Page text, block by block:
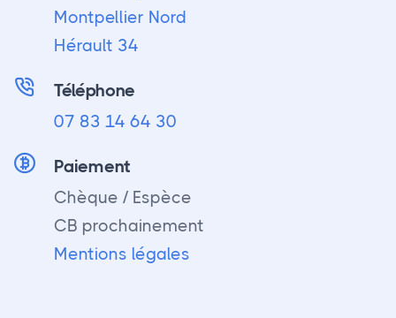
Montpellier Nord
Hérault 34
Téléphone
07 83 14 64 30
Paiement
Chèque / Espèce
CB prochainement
Mentions légales